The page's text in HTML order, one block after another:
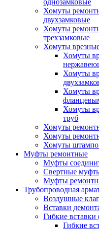
однозамковые
Хомуты
двухзамковые
Хомуты
трехзамковые
Хомуты
Хомуты
Хомуты
Хомуты
Хомуты
труб
Хомуты
Хомуты
Хомуты
Муфты ремонтные
Муфты
Свертные
Муфты
Трубопроводная
Воздушные
Вставки
Гибкие
Гибкие